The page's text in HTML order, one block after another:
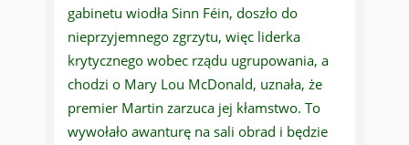
gabinetu wiodła Sinn Féin, doszło do
nieprzyjemnego zgrzytu, więc liderka
krytycznego wobec rządu ugrupowania, a
chodzi o Mary Lou McDonald, uznała, że
premier Martin zarzuca jej kłamstwo. To
wywołało awanturę na sali obrad i będzie